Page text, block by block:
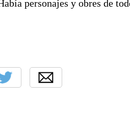
personajes y obres de